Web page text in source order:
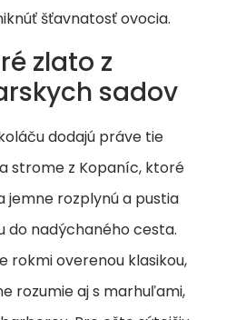
šťavnatosť ovocia.
zlato z
sadov
dodajú práve tie
strome z Kopaníc, ktoré
jemne rozplynú a pustia
do nadýchaného cesta.
rokmi overenou klasikou,
rozumie aj s marhuľami,